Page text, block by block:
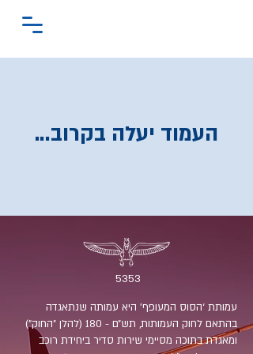
...העמוד יעלה בקרוב
5353
עמותת ‘הסוס המעופף’ היא עמותה שנתאגדה
בהתאם לחוק העמותות, תש״ם - 180 (להלן ״החוק״)
ומאגדת בתוכה מסיימי שירות סדיר ביחידת רוכב